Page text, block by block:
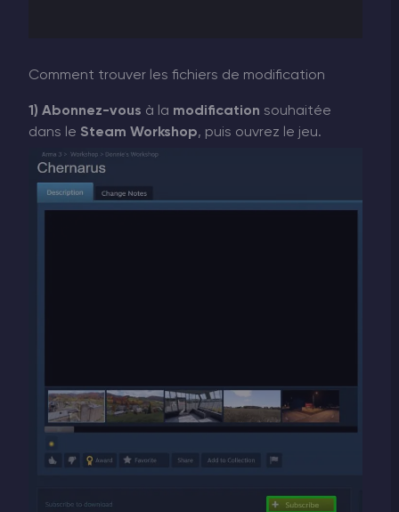
Comment trouver les fichiers de modification
1) Abonnez-vous à la modification souhaitée
dans le Steam Workshop, puis ouvrez le jeu.